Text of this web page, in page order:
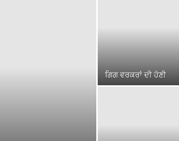
ਗਿਗ ਵਰਕਰਾਂ ਦੀ ਹੋਣੀ